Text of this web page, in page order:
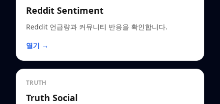
Reddit Sentiment
Reddit 언급량과 커뮤니티 반응을 확인합니다.
열기 →
TRUTH
Truth Social